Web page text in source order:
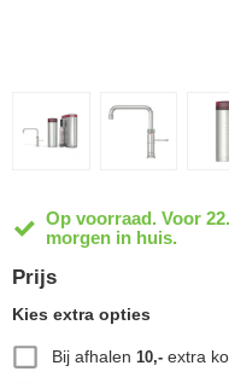
Op voorraad. Voor
morgen in huis.
Prijs
Kies extra opties
Bij afhalen 10,-extra